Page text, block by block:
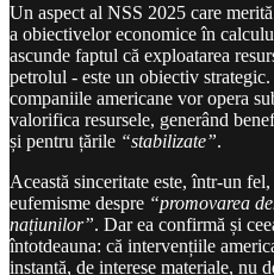
Un aspect al NSS 2025 care
a obiectivelor economice în
ascunde faptul că exploatarea
petrolul - este un obiectiv
companiile americane vor opera
valorifica resursele, generând
și pentru țările “stabilizate”.
Această sinceritate este, într-un
eufemisme despre “promovarea
națiunilor”. Dar ea confirmă și
întotdeauna: că intervențiile
instanță, de interese materiale, nu